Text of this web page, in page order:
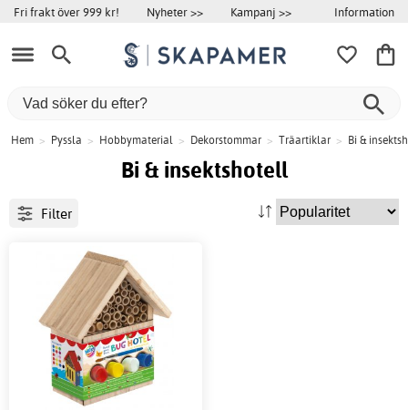
Fri frakt över 999 kr! Nyheter >> Kampanj >> Information
Hem > Pyssla > Hobbymaterial > Dekorstommar > Träartiklar > Bi &
Bi & insektshotell
Filter